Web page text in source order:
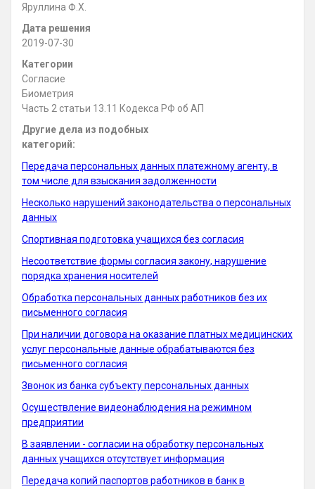
Яруллина Ф.Х.
Дата решения
2019-07-30
Категории
Согласие
Биометрия
Часть 2 статьи 13.11 Кодекса РФ об АП
Другие дела из подобных
категорий:
Передача персональных данных платежному агенту, в
том числе для взыскания задолженности
Несколько нарушений законодательства о персональных
данных
Спортивная подготовка учащихся без согласия
Несоответствие формы согласия закону, нарушение
порядка хранения носителей
Обработка персональных данных работников без их
письменного согласия
При наличии договора на оказание платных медицинских
услуг персональные данные обрабатываются без
письменного согласия
Звонок из банка субъекту персональных данных
Осуществление видеонаблюдения на режимном
предприятии
В заявлении - согласии на обработку персональных
данных учащихся отсутствует информация
Передача копий паспортов работников в банк в